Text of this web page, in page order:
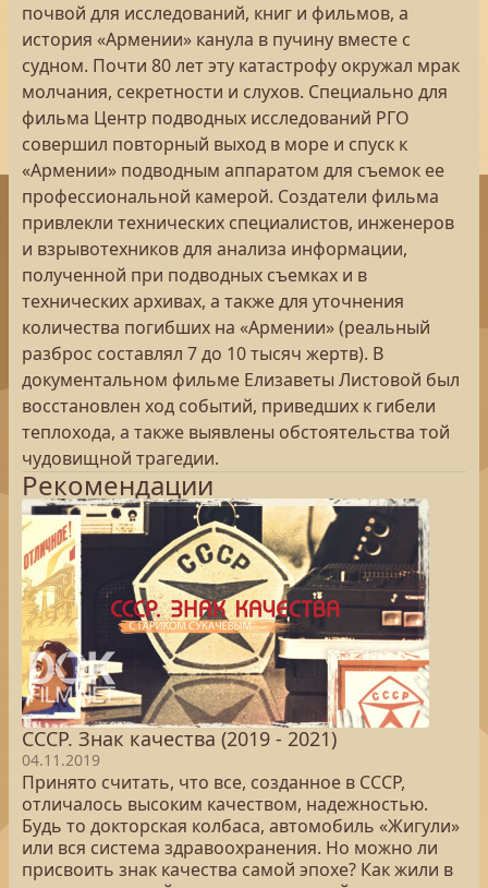
почвой для исследований, книг и фильмов, а
история «Армении» канула в пучину вместе с
судном. Почти 80 лет эту катастрофу окружал мрак
молчания, секретности и слухов. Специально для
фильма Центр подводных исследований РГО
совершил повторный выход в море и спуск к
«Армении» подводным аппаратом для съемок ее
профессиональной камерой. Создатели фильма
привлекли технических специалистов, инженеров
и взрывотехников для анализа информации,
полученной при подводных съемках и в
технических архивах, а также для уточнения
количества погибших на «Армении» (реальный
разброс составлял 7 до 10 тысяч жертв). В
документальном фильме Елизаветы Листовой был
восстановлен ход событий, приведших к гибели
теплохода, а также выявлены обстоятельства той
чудовищной трагедии.
Рекомендации
СССР. Знак качества (2019 - 2021)
04.11.2019
Принято считать, что все, созданное в СССР,
отличалось высоким качеством, надежностью.
Будь то докторская колбаса, автомобиль «Жигули»
или вся система здравоохранения. Но можно ли
присвоить знак качества самой эпохе? Как жили в